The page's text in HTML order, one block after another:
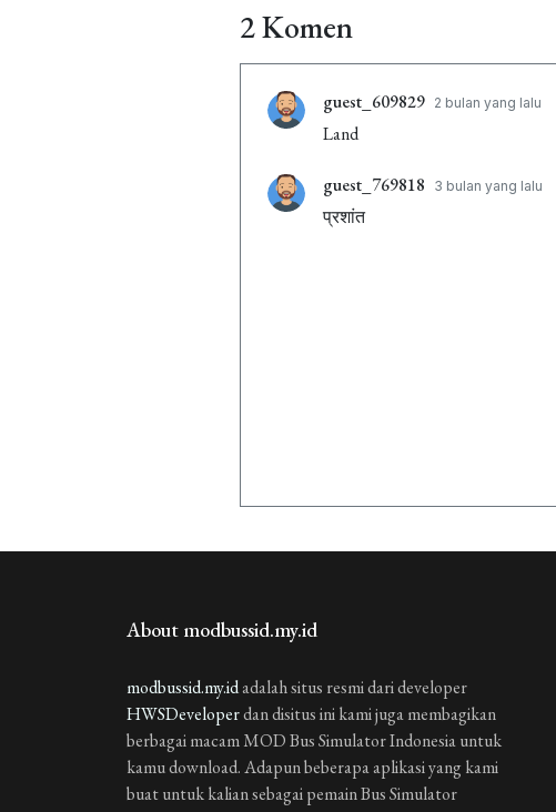
2 Komen
guest_609829 2 bulan yang lalu
Land
guest_769818 3 bulan yang lalu
प्रशांत
About modbussid.my.id
modbussid.my.idadalah situs resmi dari developer
HWSDeveloperdan disitus ini kami juga membagikan
berbagai macam MOD Bus Simulator Indonesia untuk
kamu download. Adapun beberapa aplikasi yang kami
buat untuk kalian sebagai pemain Bus Simulator